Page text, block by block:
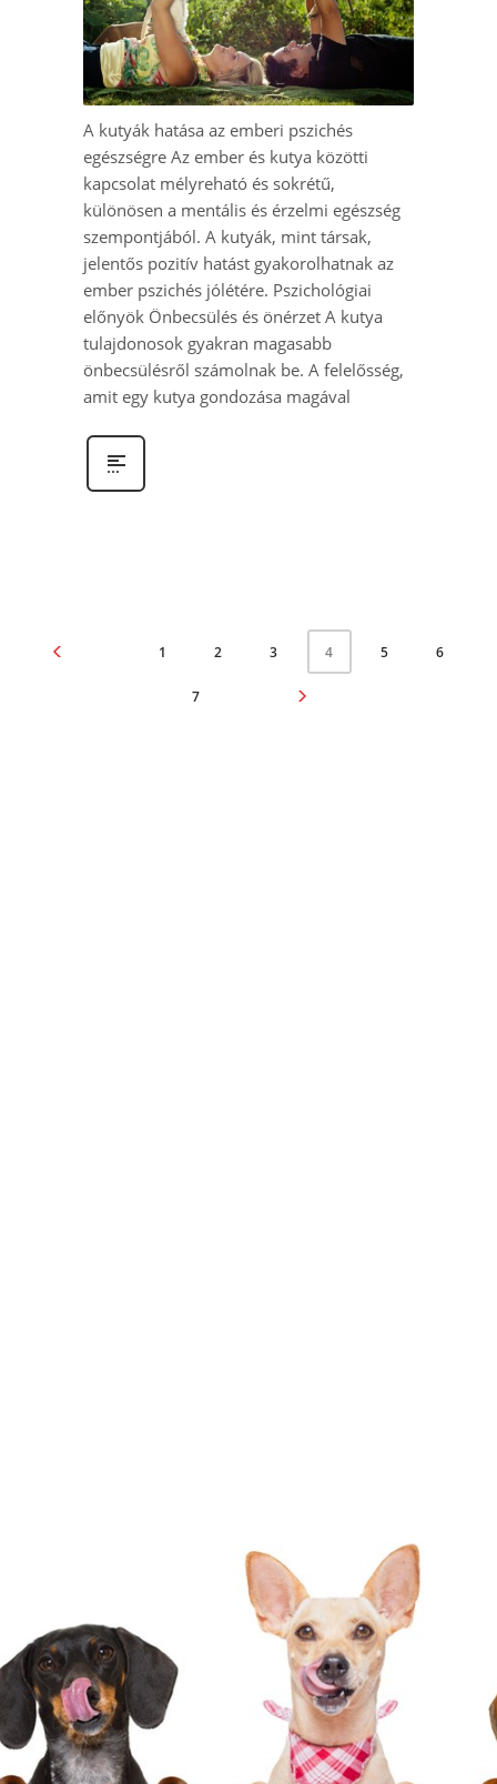
A kutyák hatása az emberi pszichés
egészségre Az ember és kutya közötti
kapcsolat mélyreható és sokrétű,
különösen a mentális és érzelmi egészség
szempontjából. A kutyák, mint társak,
jelentős pozitív hatást gyakorolhatnak az
ember pszichés jólétére. Pszichológiai
előnyök Önbecsülés és önérzet A kutya
tulajdonosok gyakran magasabb
önbecsülésről számolnak be. A felelősség,
amit egy kutya gondozása magával
1 2 3 4 5 6
7